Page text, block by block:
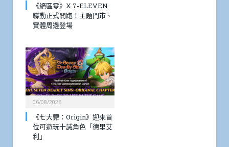
《絕區零》X 7-ELEVEN
聯動正式開跑！主題門市、
實體周邊登場
06/08/2026
《七大罪：Origin》迎來首
位可遊玩十誡角色「德里艾
利」